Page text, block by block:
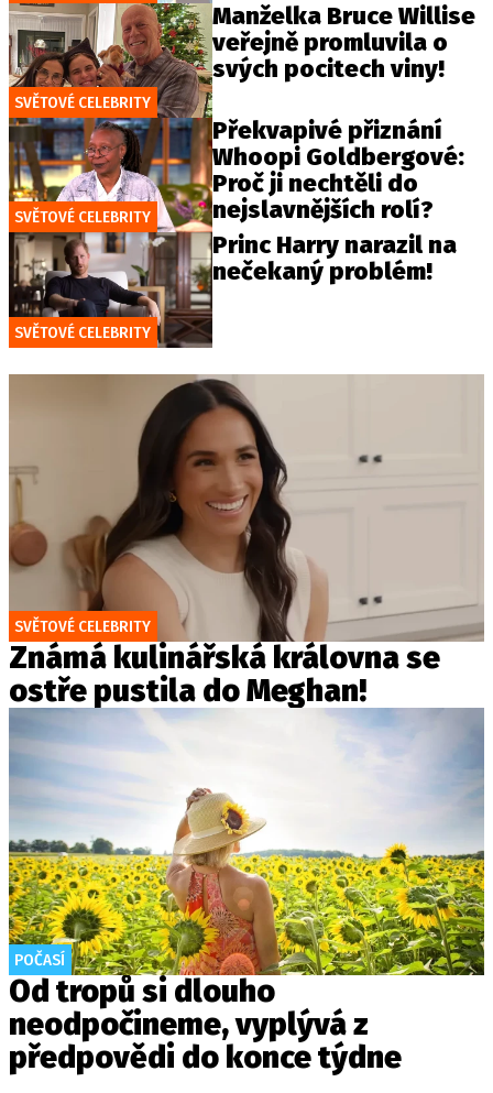
SVĚTOVÉ CELEBRITY
Manželka Bruce Willise
veřejně promluvila o
svých pocitech viny!
SVĚTOVÉ CELEBRITY
Překvapivé přiznání
Whoopi Goldbergové:
Proč ji nechtěli do
nejslavnějších rolí?
SVĚTOVÉ CELEBRITY
Princ Harry narazil na
nečekaný problém!
SVĚTOVÉ CELEBRITY
Známá kulinářská královna se
ostře pustila do Meghan!
POČASÍ
Od tropů si dlouho
neodpočineme, vyplývá z
předpovědi do konce týdne